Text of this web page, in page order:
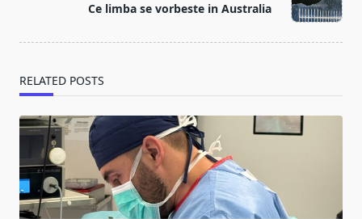
Ce limba se vorbeste in Australia
RELATED POSTS